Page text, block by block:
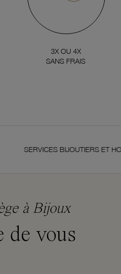
3X OU 4X
SANS FRAIS
SERVICES BIJOUTIERS ET
à Bijoux
de vous